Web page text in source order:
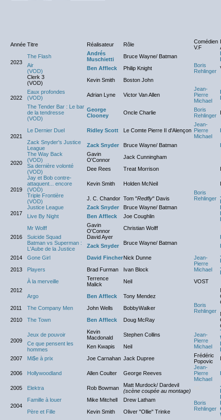
Année Titre Réalisateur Rôle
Comédien
V.F
2023
The Flash
Andrés
Muschietti
Bruce Wayne/ Batman
Boris
Rehlinger
Air
(VOD)
Ben Affleck Philip Knight
2022
Clerk 3
(VOD)
Kevin Smith Boston John
Eaux profondes
(VOD)
Adrian Lyne Victor Van Allen
Jean-
Pierre
Michael
The Tender Bar : Le bar
de la tendresse
(VOD)
George
Clooney
Oncle Charlie
Boris
Rehlinger
2021
Le Dernier Duel Ridley Scott Le Comte Pierre II d'Alençon
Jean-
Pierre
Michael
Zack Snyder's Justice
League
Zack Snyder Bruce Wayne/ Batman
Boris
Rehlinger
2020
The Way Back
(VOD)
Gavin
O'Connor
Jack Cunningham
Sa dernière volonté
(VOD)
Dee Rees Treat Morrison
2019
Jay et Bob contre-
attaquent... encore
(VOD)
Kevin Smith Holden McNeil
Triple Frontière
(VOD)
J. C. Chandor Tom "Redfly" Davis
2017
Justice League Zack Snyder Bruce Wayne/ Batman
Live By Night
Ben Affleck Joe Coughlin
2016
Mr Wolff
Gavin
O'Connor
Christian Wolff
Suicide Squad
David Ayer
Bruce Wayne/ Batman
Batman vs Superman :
L'Aube de la Justice
Zack Snyder
2014
Gone Girl David FincherNick Dunne
Jean-
Pierre
Michael
2013
Players Brad Furman Ivan Block
2012
À la merveille
Terrence
Malick
Neil VOST
Argo Ben Affleck
Tony Mendez
Boris
Rehlinger
2011
The Company Men John Wells BobbyWalker
2010
The Town Ben Affleck Doug McRay
2009
Jeux de pouvoir
Kevin
Macdonald
Stephen Collins
Jean-
Pierre
Michael
Ce que pensent les
hommes
Ken Kwapis Neil
2007
Mi$e à prix Joe Carnahan Jack Dupree
Frédéric
Popovic
2006 Hollywoodland Allen Coulter George Reeves
Jean-
Pierre
Michael
2005 Elektra Rob Bowman
Matt Murdock/ Dardevil
(scène coupée au montage)
2004
Famille à louer Mike Mitchell Drew Latham
Boris
Rehlinger
Père et Fille
Kevin Smith Oliver "Ollie" Trinke